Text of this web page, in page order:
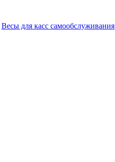
Весы для касс самообслуживания